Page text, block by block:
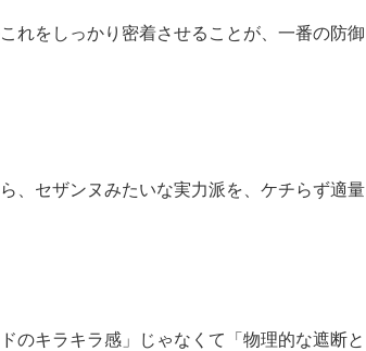
れをしっかり密着させることが、一番の防御
、セザンヌみたいな実力派を、ケチらず適量
のキラキラ感」じゃなくて「物理的な遮断と